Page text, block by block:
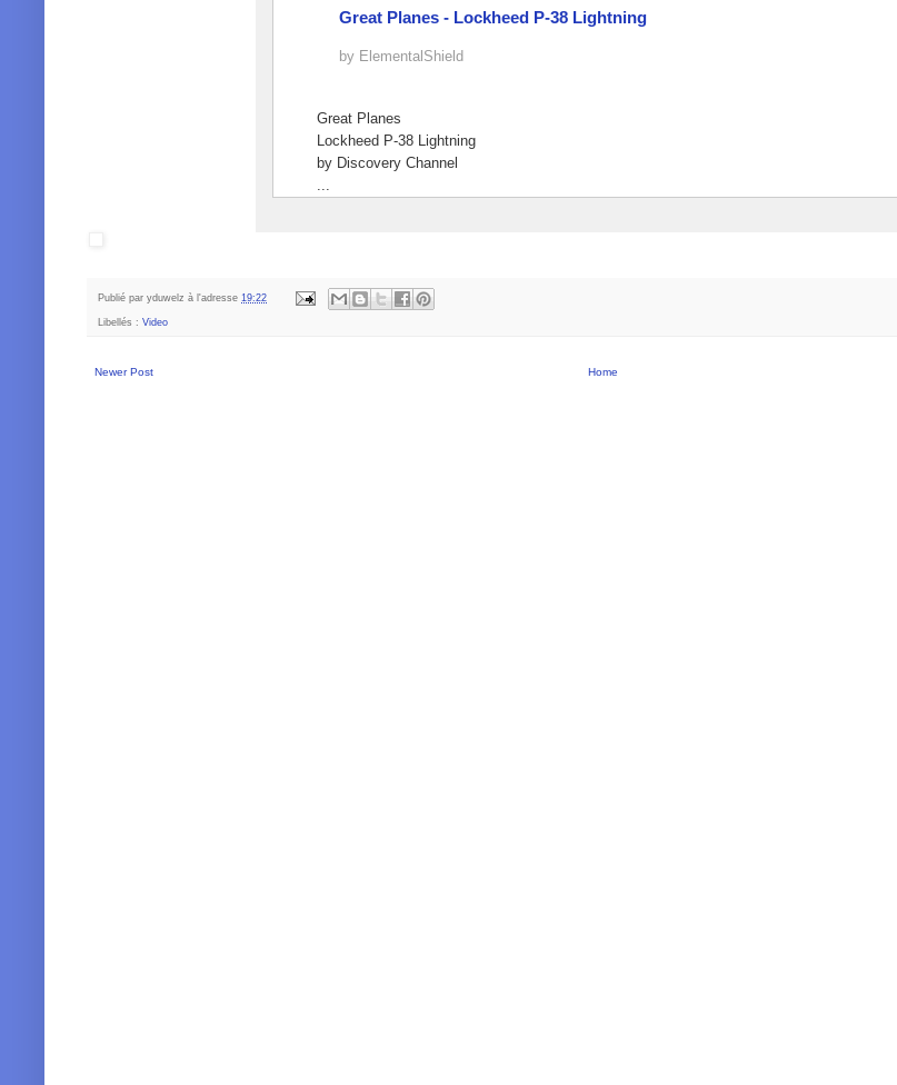
Great Planes - Lockheed P-38 Lightning
by ElementalShield
Great Planes
Lockheed P-38 Lightning
by Discovery Channel
Publié par yduwelz à l'adresse 19:22
Libellés : Video
Newer Post Home